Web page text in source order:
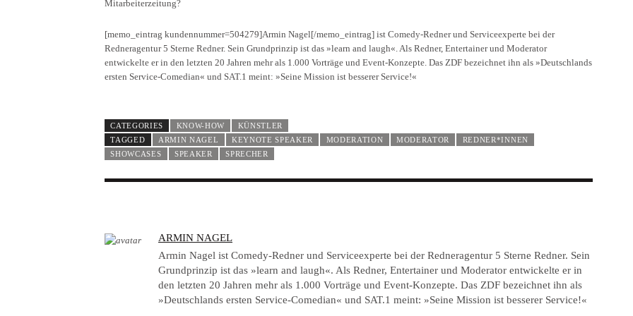
Mitarbeiterzeitung?
[memo_eintrag kundennummer=504279]Armin Nagel[/memo_eintrag] ist Comedy-Redner und Serviceexperte bei der
Redneragentur 5 Sterne Redner. Sein Grundprinzip ist das »learn and laugh«. Als Redner, Entertainer und Moderator
entwickelte er in den letzten 20 Jahren mehr als 1.000 Vorträge und Event-Konzepte. Das ZDF bezeichnet ihn als »Deutschlands
ersten Service-Comedian« und SAT.1 meint: »Seine Mission ist besserer Service!«
CATEGORIES KNOW-HOW
KÜNSTLER
TAGGED
ARMIN NAGEL KEYNOTE SPEAKER MODERATION MODERATOR
REDNER*INNEN
SHOWCASES
SPEAKER SPRECHER
A
U
T
H
O
ARMIN NAGEL
Armin Nagel ist Comedy-Redner und Serviceexperte bei der Redneragentur 5 Sterne Redner. Sein
Grundprinzip ist das »learn and laugh«. Als Redner, Entertainer und Moderator entwickelte er in
den letzten 20 Jahren mehr als 1.000 Vorträge und Event-Konzepte. Das ZDF bezeichnet ihn als
»Deutschlands ersten Service-Comedian« und SAT.1 meint: »Seine Mission ist besserer Service!«